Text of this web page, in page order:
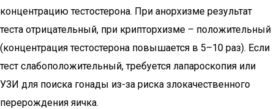
концентрацию тестостерона. При анорхизме результат
теста отрицательный, при крипторхизме – положительный
(концентрация тестостерона повышается в 5–10 раз). Если
тест слабоположительный, требуется лапароскопия или
УЗИ для поиска гонады из-за риска злокачественного
перерождения яичка.